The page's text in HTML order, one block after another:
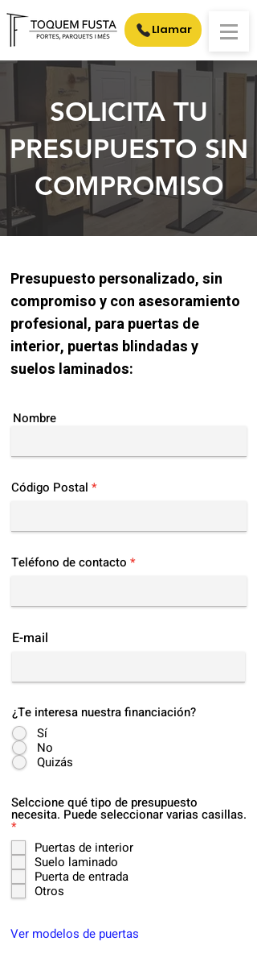
Llamar
SOLICITA TU
PRESUPUESTO SIN
COMPROMISO
Presupuesto personalizado, sin
compromiso y con asesoramiento
profesional, para puertas de
interior, puertas blindadas y
suelos laminados:
Nombre
Código Postal
Teléfono de contacto
E-mail
¿Te interesa nuestra financiación?
Sí
No
Quizás
Selccione qué tipo de presupuesto
necesita. Puede seleccionar varias casillas.
*O
b
l
g
a
t
i
Puertas de interior
Suelo laminado
Puerta de entrada
Otros
Ver modelos de puertas